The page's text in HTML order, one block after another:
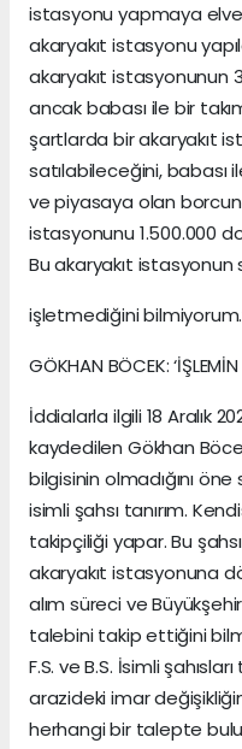
istasyonu yapmaya
akaryakıt istasyonu
akaryakıt
ancak babası ile bir
şartlarda bir akaryakıt
satılabileceğini, babası
ve piyasaya olan
istasyonunu 1.500.000
Bu akaryakıt istasyonun
işletmediğini
GÖKHAN BÖCEK:
İddialarla ilgili 18 Aralık
kaydedilen Gökhan
bilgisinin olmadığını öne
isimli şahsı tanırım.
takipçiliği yapar. Bu
akaryakıt istasyonuna
alım süreci ve
talebini takip ettiğini
F.S. ve B.S. İsimli
arazideki imar
herhangi bir talepte